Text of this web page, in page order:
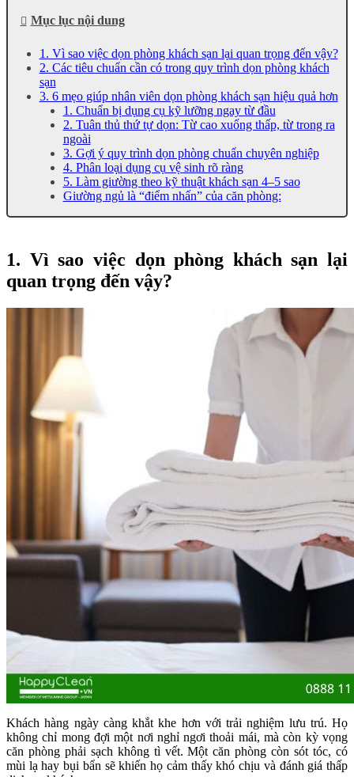
Mục lục nội dung
1. Vì sao việc dọn phòng khách sạn lại quan trọng đến vậy?
2. Các tiêu chuẩn cần có trong quy trình dọn phòng khách
sạn
3. 6 mẹo giúp nhân viên dọn phòng khách sạn hiệu quả hơn
1. Chuẩn bị dụng cụ kỹ lưỡng ngay từ đầu
2. Tuân thủ thứ tự dọn: Từ cao xuống thấp, từ trong ra
ngoài
3. Gợi ý quy trình dọn phòng chuẩn chuyên nghiệp
4. Phân loại dụng cụ vệ sinh rõ ràng
5. Làm giường theo kỹ thuật khách sạn 4–5 sao
Giường ngủ là “điểm nhấn” của căn phòng:
1. Vì sao việc dọn phòng khách sạn lại
quan trọng đến vậy?
Khách hàng ngày càng khắt khe hơn với trải nghiệm lưu trú. Họ
không chỉ mong đợi một nơi nghỉ ngơi thoải mái, mà còn kỳ vọng
căn phòng phải sạch không tì vết. Một căn phòng còn sót tóc, có
mùi lạ hay bụi bẩn sẽ khiến họ cảm thấy khó chịu và đánh giá thấp